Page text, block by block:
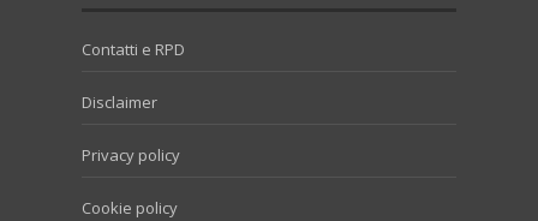
Contatti e RPD
Disclaimer
Privacy policy
Cookie policy